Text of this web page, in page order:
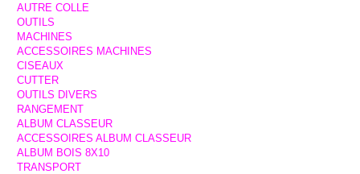
AUTRE COLLE
OUTILS
MACHINES
ACCESSOIRES MACHINES
CISEAUX
CUTTER
OUTILS DIVERS
RANGEMENT
ALBUM CLASSEUR
ACCESSOIRES ALBUM CLASSEUR
ALBUM BOIS 8X10
TRANSPORT